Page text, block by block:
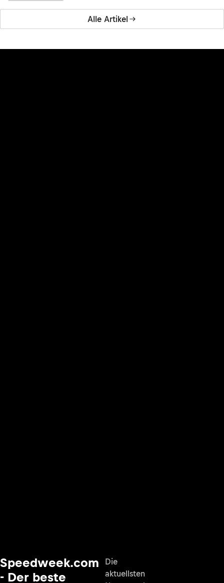
Alle Artikel
Speedweek.com
- Der beste
Die
aktuellsten